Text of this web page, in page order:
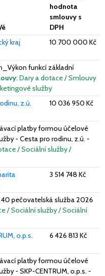
hodnota
smlouvy s
DPH
kraj 10 700 000 Kč
funkcí základní
: Dary a dotace / Smlouvy
služby
z.ú. 10 036 950 Kč
platby formou účelové
- Cesta pro rodinu, z.ú. -
/ Sociální služby /
3 514 748 Kč
pečovatelská služba 2026
/ Sociální služby / Sociální
o.p.s. 6 426 813 Kč
platby formou účelové
- SKP-CENTRUM, o.p.s. -